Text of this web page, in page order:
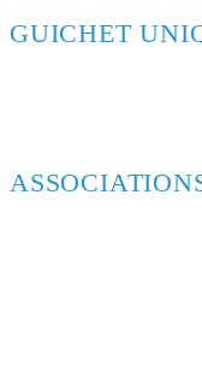
GUICHET